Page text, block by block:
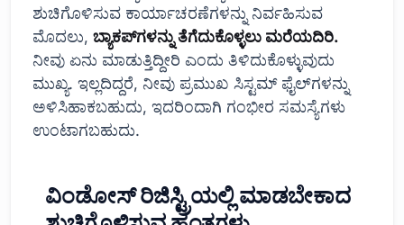
ಶುಚಿಗೊಳಿಸುವ ಕಾರ್ಯಾಚರಣೆಗಳನ್ನು ನಿರ್ವಹಿಸುವ
ಮೊದಲು, ಬ್ಯಾಕಪ್‌ಗಳನ್ನು ತೆಗೆದುಕೊಳ್ಳಲು ಮರೆಯದಿರಿ.
ನೀವು ಏನು ಮಾಡುತ್ತಿದ್ದೀರಿ ಎಂದು ತಿಳಿದುಕೊಳ್ಳುವುದು
ಮುಖ್ಯ. ಇಲ್ಲದಿದ್ದರೆ, ನೀವು ಪ್ರಮುಖ ಸಿಸ್ಟಮ್ ಫೈಲ್‌ಗಳನ್ನು
ಅಳಿಸಿಹಾಕಬಹುದು, ಇದರಿಂದಾಗಿ ಗಂಭೀರ ಸಮಸ್ಯೆಗಳು
ಉಂಟಾಗಬಹುದು.
ವಿಂಡೋಸ್ ರಿಜಿಸ್ಟ್ರಿಯಲ್ಲಿ ಮಾಡಬೇಕಾದ